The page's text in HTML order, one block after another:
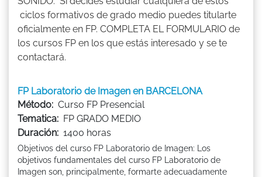
ciclos formativos de grado medio puedes titularte
oficialmente en FP. COMPLETA EL FORMULARIO de
los cursos FP en los que estás interesado y se te
contactará.
FP Laboratorio de Imagen en BARCELONA
Método: Curso FP Presencial
Tematica: FP GRADO MEDIO
Duración: 1400 horas
Objetivos del curso FP Laboratorio de Imagen: Los
objetivos fundamentales del curso FP Laboratorio de
Imagen son, principalmente, formarte adecuadamente